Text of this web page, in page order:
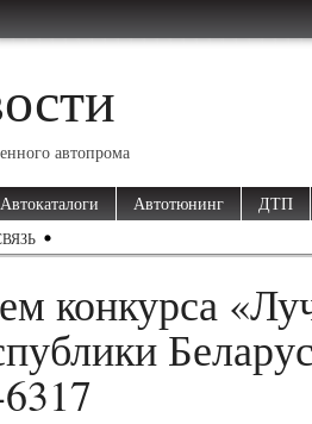
автопрома
Автокаталоги Автотюнинг ДТП
конкурса